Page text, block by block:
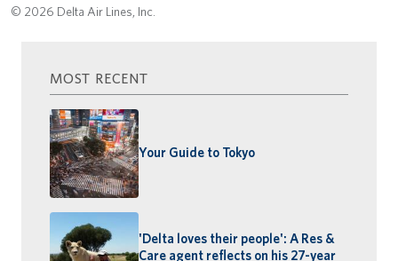
© 2026 Delta Air Lines, Inc.
MOST RECENT
Your Guide to Tokyo
'Delta loves their people': A Res &
Care agent reflects on his 27-year